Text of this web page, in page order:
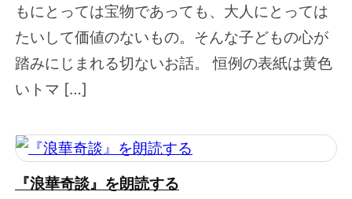
もにとっては宝物であっても、大人にとっては
たいして価値のないもの。そんな子どもの心が
踏みにじまれる切ないお話。 恒例の表紙は黄色
いトマ […]
『浪華奇談』を朗読する